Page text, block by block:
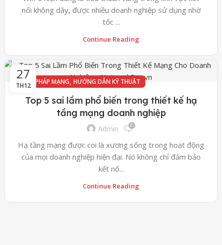
nối không dây, được nhiều doanh nghiệp sử dụng nhờ
tốc ...
Continue Reading
27
TH12
GIẢI PHÁP MẠNG, HƯỚNG DẪN KỸ THUẬT
Top 5 sai lầm phổ biến trong thiết kế hạ
tầng mạng doanh nghiệp
Admin 0
Hạ tầng mạng được coi là xương sống trong hoạt động
của mọi doanh nghiệp hiện đại. Nó không chỉ đảm bảo
kết nố...
Continue Reading